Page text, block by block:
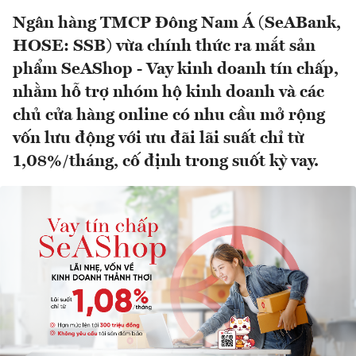
Ngân hàng TMCP Đông Nam Á (SeABank,
HOSE: SSB) vừa chính thức ra mắt sản
phẩm SeAShop - Vay kinh doanh tín chấp,
nhằm hỗ trợ nhóm hộ kinh doanh và các
chủ cửa hàng online có nhu cầu mở rộng
vốn lưu động với ưu đãi lãi suất chỉ từ
1,08%/tháng, cố định trong suốt kỳ vay.